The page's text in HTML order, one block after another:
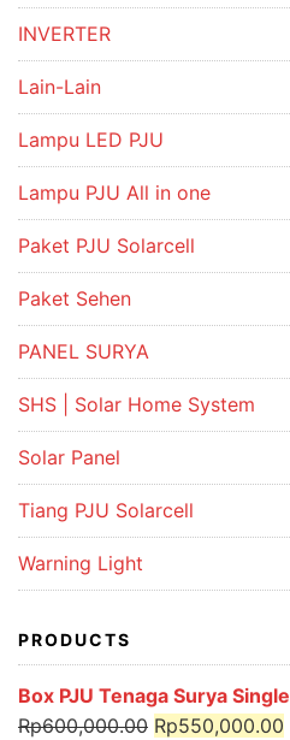
INVERTER
Lain-Lain
Lampu LED PJU
Lampu PJU All in one
Paket PJU Solarcell
Paket Sehen
PANEL SURYA
SHS | Solar Home System
Solar Panel
Tiang PJU Solarcell
Warning Light
PRODUCTS
Box PJU Tenaga Surya Single
Rp600,000.00 Original
Rp550,000.00